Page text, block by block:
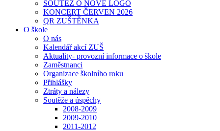
SOUTĚŽ O NOVÉ LOGO
KONCERT ČERVEN 2026
QR ZUŠTĚNKA
O škole
O nás
Kalendář akcí ZUŠ
Aktuality- provozní informace o škole
Zaměstnanci
Organizace školního roku
Přihlášky
Ztráty a nálezy
Soutěže a úspěchy
2008-2009
2009-2010
2011-2012